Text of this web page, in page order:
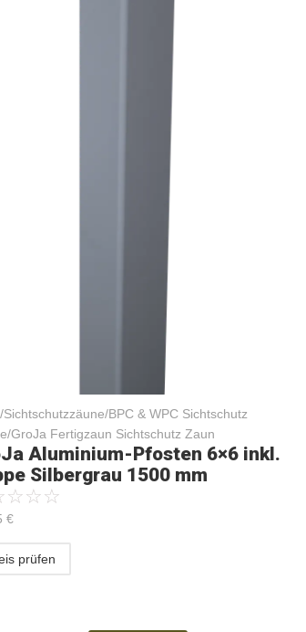
BPC & WPC Sichtschutz
GroJa Fertigzaun Sichtschutz Zaun
Aluminium-Pfosten 6×6 inkl.
Silbergrau 1500 mm
☆☆☆
€
prüfen